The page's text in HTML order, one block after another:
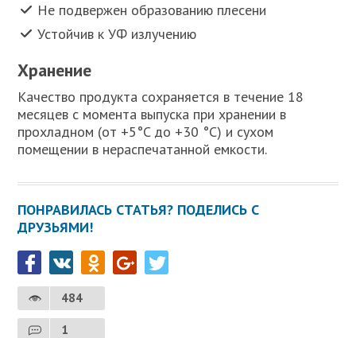
Не подвержен образованию плесени
Устойчив к УФ излучению
Хранение
Качество продукта сохраняется в течение 18
месяцев с момента выпуска при хранении в
прохладном (от +5°C до +30 °C) и сухом
помещении в нераспечатанной емкости.
ПОНРАВИЛАСЬ СТАТЬЯ? ПОДЕЛИСЬ С
ДРУЗЬЯМИ!
484
1